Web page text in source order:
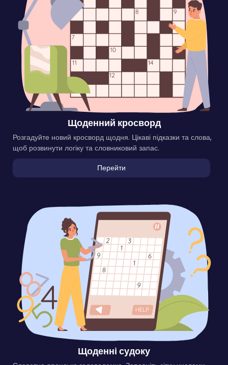
Щоденний кросворд
Розгадуйте новий кросворд щодня. Цікаві підказки та слова,
щоб розвинути логіку та словниковий запас.
Перейти
Щоденні судоку